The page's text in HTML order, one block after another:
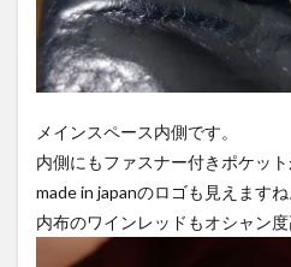
メインスペース内側です。
内側にもファスナー付きポケット
made in japanのロゴも見えますね
内布のワインレッドもオシャン